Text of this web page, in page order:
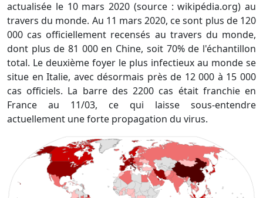
actualisée le 10 mars 2020 (source : wikipédia.org) au
travers du monde. Au 11 mars 2020, ce sont plus de 120
000 cas officiellement recensés au travers du monde,
dont plus de 81 000 en Chine, soit 70% de l'échantillon
total. Le deuxième foyer le plus infectieux au monde se
situe en Italie, avec désormais près de 12 000 à 15 000
cas officiels. La barre des 2200 cas était franchie en
France au 11/03, ce qui laisse sous-entendre
actuellement une forte propagation du virus.